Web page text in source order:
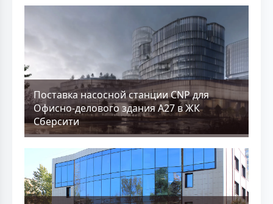
Поставка насосной станции CNP для
Офисно-делового здания А27 в ЖК
Сберсити